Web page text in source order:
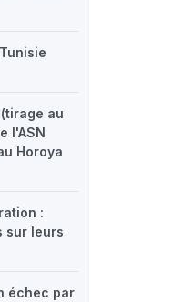
au
l'ASN
Horoya
:
sur leurs
échec par